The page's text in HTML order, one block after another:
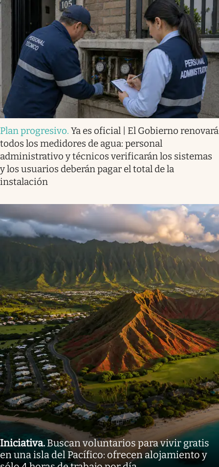
Plan progresivo. Ya es oficial | El Gobierno renovará
todos los medidores de agua: personal
administrativo y técnicos verificarán los sistemas
y los usuarios deberán pagar el total de la
instalación
Iniciativa. Buscan voluntarios para vivir gratis
en una isla del Pacífico: ofrecen alojamiento y